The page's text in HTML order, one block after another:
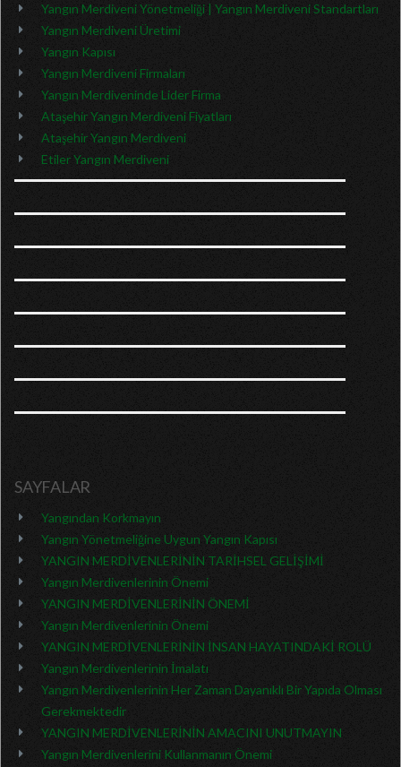
Yangın Merdiveni Yönetmeliği | Yangın Merdiveni Standartları
Yangın Merdiveni Üretimi
Yangın Kapısı
Yangın Merdiveni Firmaları
Yangın Merdiveninde Lider Firma
Ataşehir Yangın Merdiveni Fiyatları
Ataşehir Yangın Merdiveni
Etiler Yangın Merdiveni
SAYFALAR
Yangından Korkmayın
Yangın Yönetmeliğine Uygun Yangın Kapısı
YANGIN MERDİVENLERİNİN TARİHSEL GELİŞİMİ
Yangın Merdivenlerinin Önemi
YANGIN MERDİVENLERİNİN ÖNEMİ
Yangın Merdivenlerinin Önemi
YANGIN MERDİVENLERİNİN İNSAN HAYATINDAKİ ROLÜ
Yangın Merdivenlerinin İmalatı
Yangın Merdivenlerinin Her Zaman Dayanıklı Bir Yapıda Olması
Gerekmektedir
YANGIN MERDİVENLERİNİN AMACINI UNUTMAYIN
Yangın Merdivenlerini Kullanmanın Önemi